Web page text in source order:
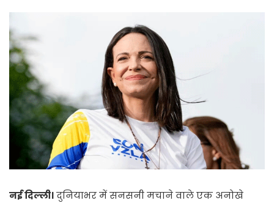
नई दिल्ली।दुनियाभर में सनसनी मचाने वाले एक अनोखे